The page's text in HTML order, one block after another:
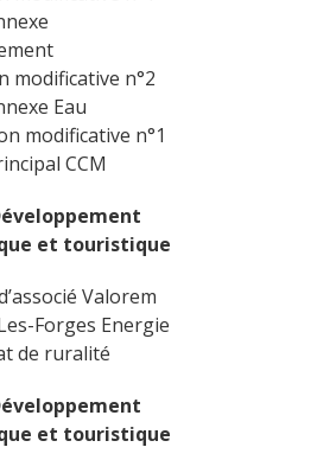
modificative n°2
Eau
modificative n°1
CCM
et touristique
Valorem
Forges Energie
de ruralité
et touristique